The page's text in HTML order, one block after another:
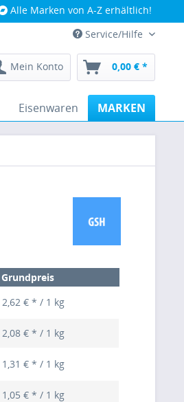
Alle Marken von A-Z erhältlich!
Service/Hilfe
Mein Konto 0,00 € *
Eisenwaren MARKEN
Grundpreis
2,62 € * / 1 kg
2,08 € * / 1 kg
1,31 € * / 1 kg
1,05 € * / 1 kg